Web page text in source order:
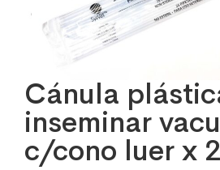
Cánula
inseminar
c/cono luer x